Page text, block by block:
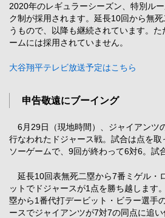
2020年のレギュラーシーズン、特別ル
ク制が採用されます。延長10回から無
うもので、以降も継続されています。
ームには採用されていません。
大谷翔平テレビ放送予定はこちら
申告敬遠にブーイング
6月29日（現地時間）、ジャイアンツ
行なわれたドジャース戦。試合は点を
ソーゲームで、9回が終わって6対6。試
延長10回表無死二塁から7番ミゲル・
ットでドジャースが1点を勝ち越します
塁から1番代打デービット・ビラー選手
ースでジャイアンツが7対7の同点に追い